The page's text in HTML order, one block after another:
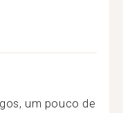
um pouco de